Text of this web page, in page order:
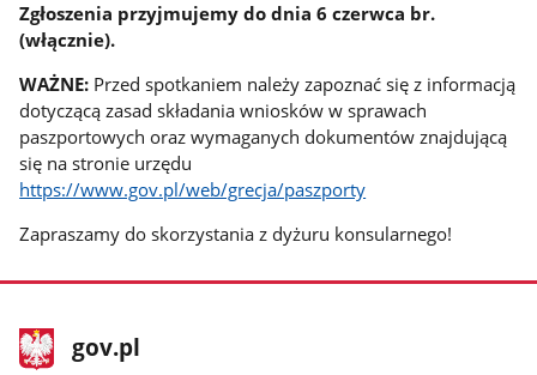
Zgłoszenia przyjmujemy do dnia 6 czerwca br.
(włącznie).
WAŻNE: Przed spotkaniem należy zapoznać się z informacją
dotyczącą zasad składania wniosków w sprawach
paszportowych oraz wymaganych dokumentów znajdującą
się na stronie urzędu
https://www.gov.pl/web/grecja/paszporty
Zapraszamy do skorzystania z dyżuru konsularnego!
stopka
gov.pl
Strona
gov.pl